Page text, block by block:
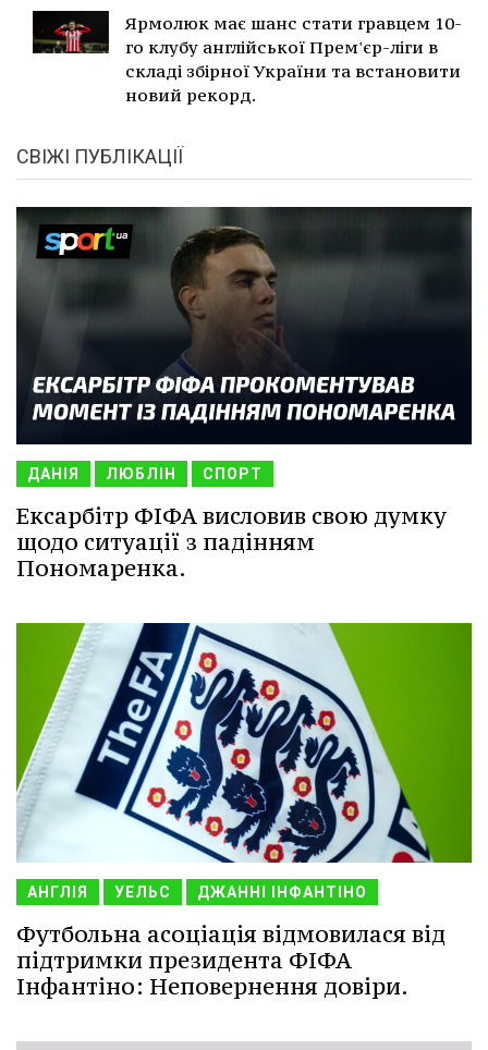
Ярмолюк має шанс стати гравцем 10-
го клубу англійської Прем'єр-ліги в
складі збірної України та встановити
новий рекорд.
СВІЖІ ПУБЛІКАЦІЇ
ДАНІЯ ЛЮБЛІН СПОРТ
Ексарбітр ФІФА висловив свою думку
щодо ситуації з падінням
Пономаренка.
АНГЛІЯ УЕЛЬС ДЖАННІ ІНФАНТІНО
Футбольна асоціація відмовилася від
підтримки президента ФІФА
Інфантіно: Неповернення довіри.